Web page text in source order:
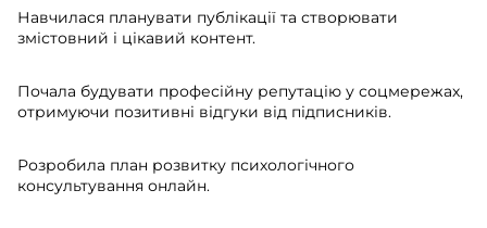
Навчилася планувати публікації та створювати
змістовний і цікавий контент.
Почала будувати професійну репутацію у соцмережах,
отримуючи позитивні відгуки від підписників.
Розробила план розвитку психологічного
консультування онлайн.